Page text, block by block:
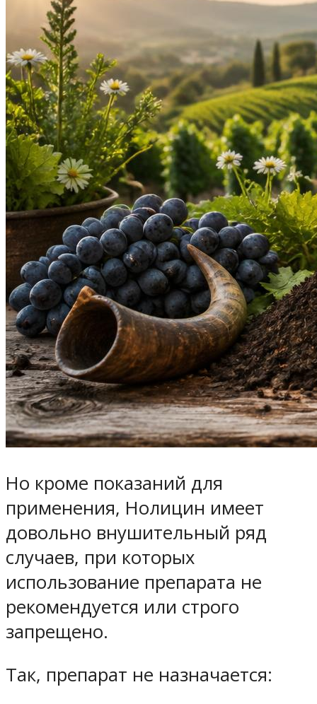
Но кроме показаний для
применения, Нолицин имеет
довольно внушительный ряд
случаев, при которых
использование препарата не
рекомендуется или строго
запрещено.
Так, препарат не назначается: